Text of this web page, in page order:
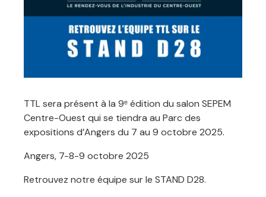
TTL sera présent à la 9ᵉ édition du salon SEPEM
Centre-Ouest qui se tiendra au Parc des
expositions d’Angers du 7 au 9 octobre 2025.
Angers, 7-8-9 octobre 2025
Retrouvez notre équipe sur le STAND D28.